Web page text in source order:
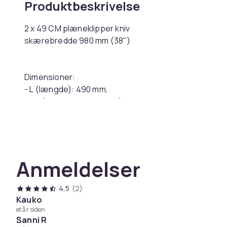
Produktbeskrivelse
2 x 49 CM plæneklipper kniv
skærebredde 980 mm (38")
Dimensioner:
- L (længde): 490 mm,
- ZB (central huldiameter): 15,9 mm,
Kompatibel med:
Partner:
- P11597, P1196, P1197, P12597, P12597H
Poulan:
Anmeldelser
4,5 (2)
Kauko
et år siden
Sanni R